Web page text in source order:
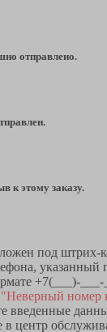
отправлено.
к этому заказу.
под штрих-
указанный
+7(___)-
"Неверный номер
введенные
в центр